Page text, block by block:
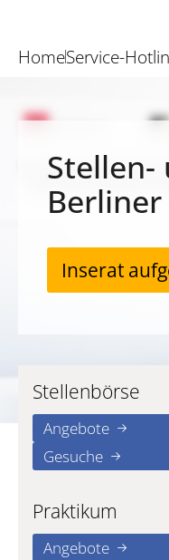
HomeService-
Stellen-
Inserat
Stellenbörse
Angebote
Gesuche
Praktikum
Angebote